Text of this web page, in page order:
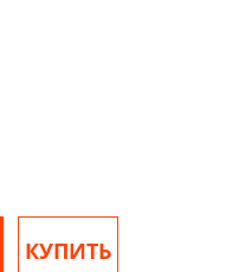
КУПИТЬ